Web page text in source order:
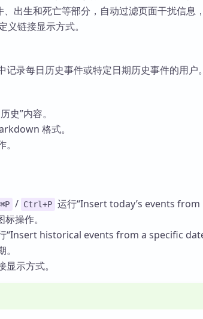
出生和死亡等部分，自动过滤页面干扰信息
链接显示方式。
录每日历史事件或特定日期历史事件的用户。
史”内容。
格式。
⌘P / Ctrl+P 运行“Insert today’s events from
操作。
“Insert historical events from a specific
示方式。